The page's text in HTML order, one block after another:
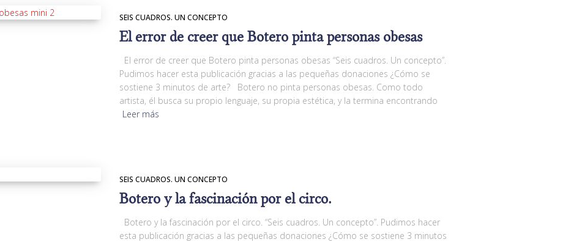
SEIS CUADROS. UN CONCEPTO
El error de creer que Botero pinta personas obesas
El error de creer que Botero pinta personas obesas “Seis cuadros. Un concepto”.
Pudimos hacer esta publicación gracias a las pequeñas donaciones ¿Cómo se
sostiene 3 minutos de arte? Botero no pinta personas obesas. Como todo
artista, él busca su propio lenguaje, su propia estética, y la termina encontrando
Leer más
SEIS CUADROS. UN CONCEPTO
Botero y la fascinación por el circo.
Botero y la fascinación por el circo. “Seis cuadros. Un concepto”. Pudimos hacer
esta publicación gracias a las pequeñas donaciones ¿Cómo se sostiene 3 minutos